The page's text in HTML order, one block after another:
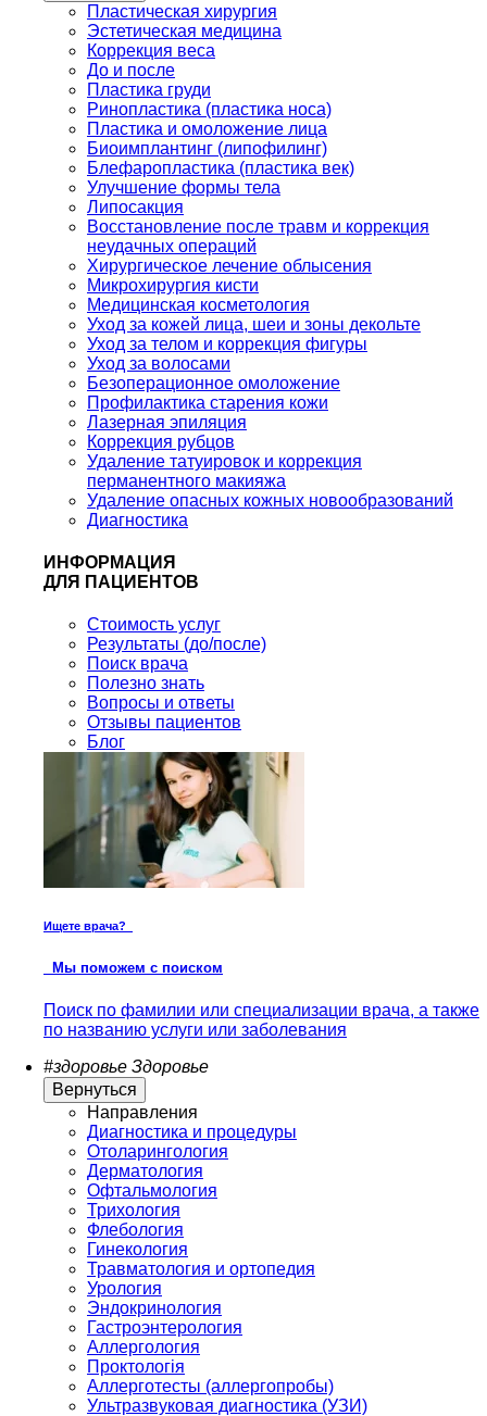
Пластическая хирургия
Эстетическая медицина
Коррекция веса
До и после
Пластика груди
Ринопластика (пластика носа)
Пластика и омоложение лица
Биоимплантинг (липофилинг)
Блефаропластика (пластика век)
Улучшение формы тела
Липосакция
Восстановление после травм и коррекция
неудачных операций
Хирургическое лечение облысения
Микрохирургия кисти
Медицинская косметология
Уход за кожей лица, шеи и зоны декольте
Уход за телом и коррекция фигуры
Уход за волосами
Безоперационное омоложение
Профилактика старения кожи
Лазерная эпиляция
Коррекция рубцов
Удаление татуировок и коррекция
перманентного макияжа
Удаление опасных кожных новообразований
Диагностика
ИНФОРМАЦИЯ
ДЛЯ ПАЦИЕНТОВ
Стоимость услуг
Результаты (до/после)
Поиск врача
Полезно знать
Вопросы и ответы
Отзывы пациентов
Блог
Ищете врача?
Мы поможем с поиском
Поиск по фамилии или специализации врача, а также
по названию услуги или заболевания
#здоровье Здоровье
Вернуться
Направления
Диагностика и процедуры
Отоларингология
Дерматология
Офтальмология
Трихология
Флебология
Гинекология
Травматология и ортопедия
Урология
Эндокринология
Гастроэнтерология
Аллергология
Проктологія
Аллерготесты (аллергопробы)
Ультразвуковая диагностика (УЗИ)